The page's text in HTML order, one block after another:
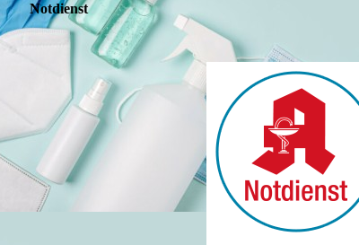
Notdienst